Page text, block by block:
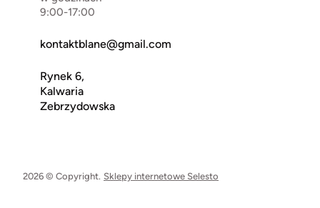
9:00-17:00
kontaktblane@gmail.com
Rynek 6,
Kalwaria
Zebrzydowska
2026 © Copyright. Sklepy internetowe Selesto